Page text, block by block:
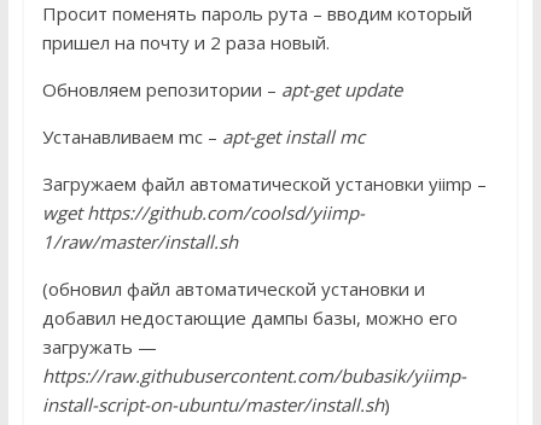
Просит поменять пароль рута – вводим который
пришел на почту и 2 раза новый.
Обновляем репозитории – apt-get update
Устанавливаем mc – apt-get install mc
Загружаем файл автоматической установки yiimp –
wget https://github.com/coolsd/yiimp-
1/raw/master/install.sh
(обновил файл автоматической установки и
добавил недостающие дампы базы, можно его
загружать —
https://raw.githubusercontent.com/bubasik/yiimp-
install-script-on-ubuntu/master/install.sh)